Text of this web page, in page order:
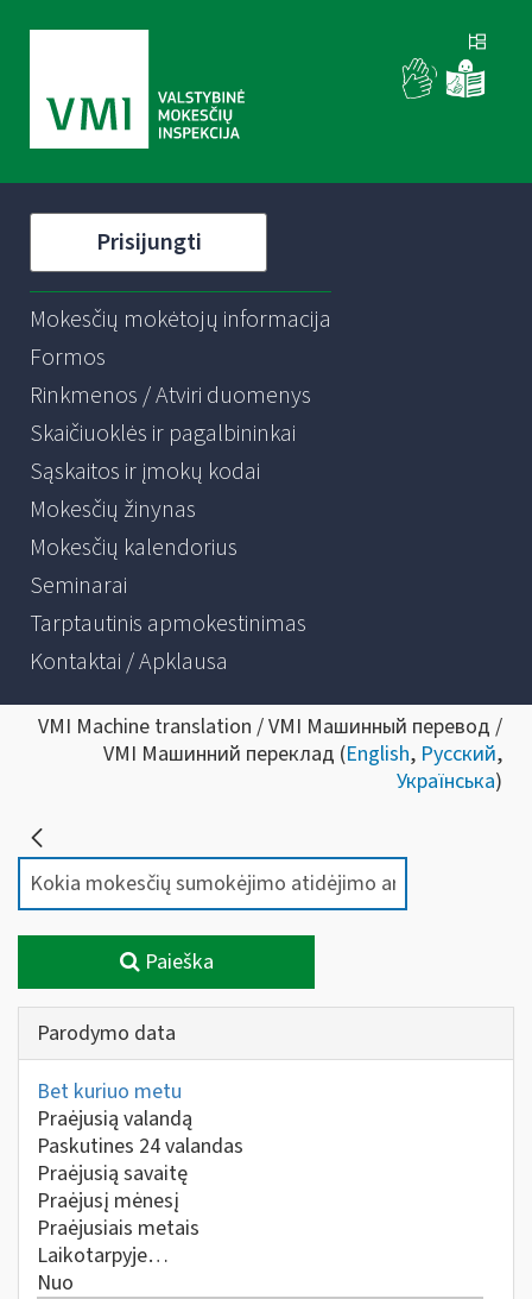
Prisijungti
Mokesčių mokėtojų informacija
Formos
Rinkmenos / Atviri duomenys
Skaičiuoklės ir pagalbininkai
Sąskaitos ir įmokų kodai
Mokesčių žinynas
Mokesčių kalendorius
Seminarai
Tarptautinis apmokestinimas
Kontaktai / Apklausa
VMI Machine translation / VMI Машинный перевод /
VMI Машинний переклад (English, Русский,
Українська)
Paieška
Parodymo data
Bet kuriuo metu
Praėjusią valandą
Paskutines 24 valandas
Praėjusią savaitę
Praėjusį mėnesį
Praėjusiais metais
Laikotarpyje…
Nuo